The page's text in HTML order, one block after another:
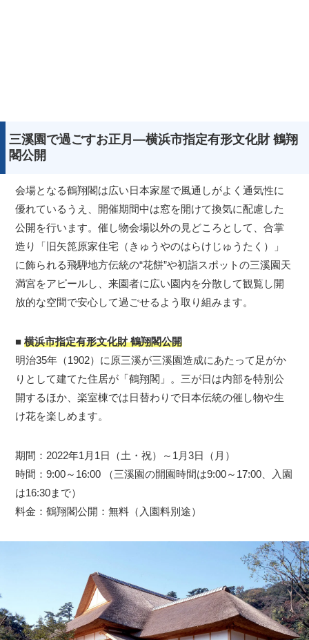
三溪園で過ごすお正月―横浜市指定有形文化財 鶴翔
閣公開
会場となる鶴翔閣は広い日本家屋で風通しがよく通気性に
優れているうえ、開催期間中は窓を開けて換気に配慮した
公開を行います。催し物会場以外の見どころとして、合掌
造り「旧矢箆原家住宅（きゅうやのはらけじゅうたく）」
に飾られる飛騨地方伝統の“花餅”や初詣スポットの三溪園天
満宮をアピールし、来園者に広い園内を分散して観覧し開
放的な空間で安心して過ごせるよう取り組みます。
■横浜市指定有形文化財 鶴翔閣公開
明治35年（1902）に原三溪が三溪園造成にあたって足がか
りとして建てた住居が「鶴翔閣」。三が日は内部を特別公
開するほか、楽室棟では日替わりで日本伝統の催し物や生
け花を楽しめます。
期間：2022年1月1日（土・祝）～1月3日（月）
時間：9:00～16:00 （三溪園の開園時間は9:00～17:00、入園
は16:30まで）
料金：鶴翔閣公開：無料（入園料別途）